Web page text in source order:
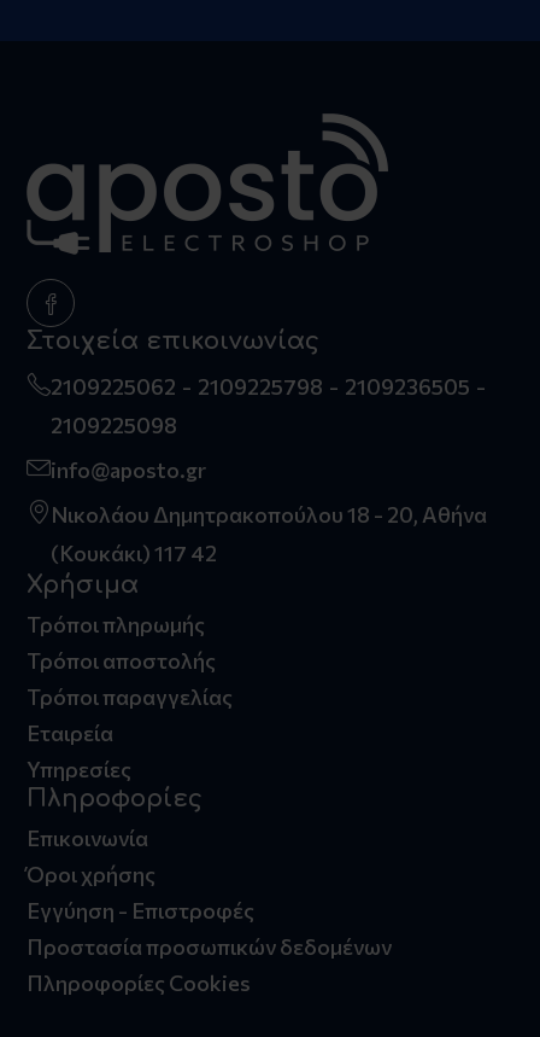
Στοιχεία επικοινωνίας
2109225062 2109225798
2109236505
2109225098
info@aposto.gr
Νικολάου Δημητρακοπούλου 18 - 20, Αθήνα
(Κουκάκι) 117 42
Χρήσιμα
Τρόποι πληρωμής
Τρόποι αποστολής
Τρόποι παραγγελίας
Εταιρεία
Υπηρεσίες
Πληροφορίες
Επικοινωνία
Όροι χρήσης
Εγγύηση - Επιστροφές
Προστασία προσωπικών δεδομένων
Πληροφορίες Cookies